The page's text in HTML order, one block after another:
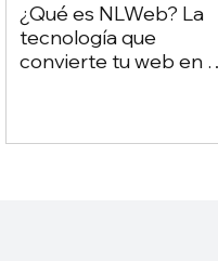
¿Qué es NLWeb? La
tecnología que
convierte tu web en